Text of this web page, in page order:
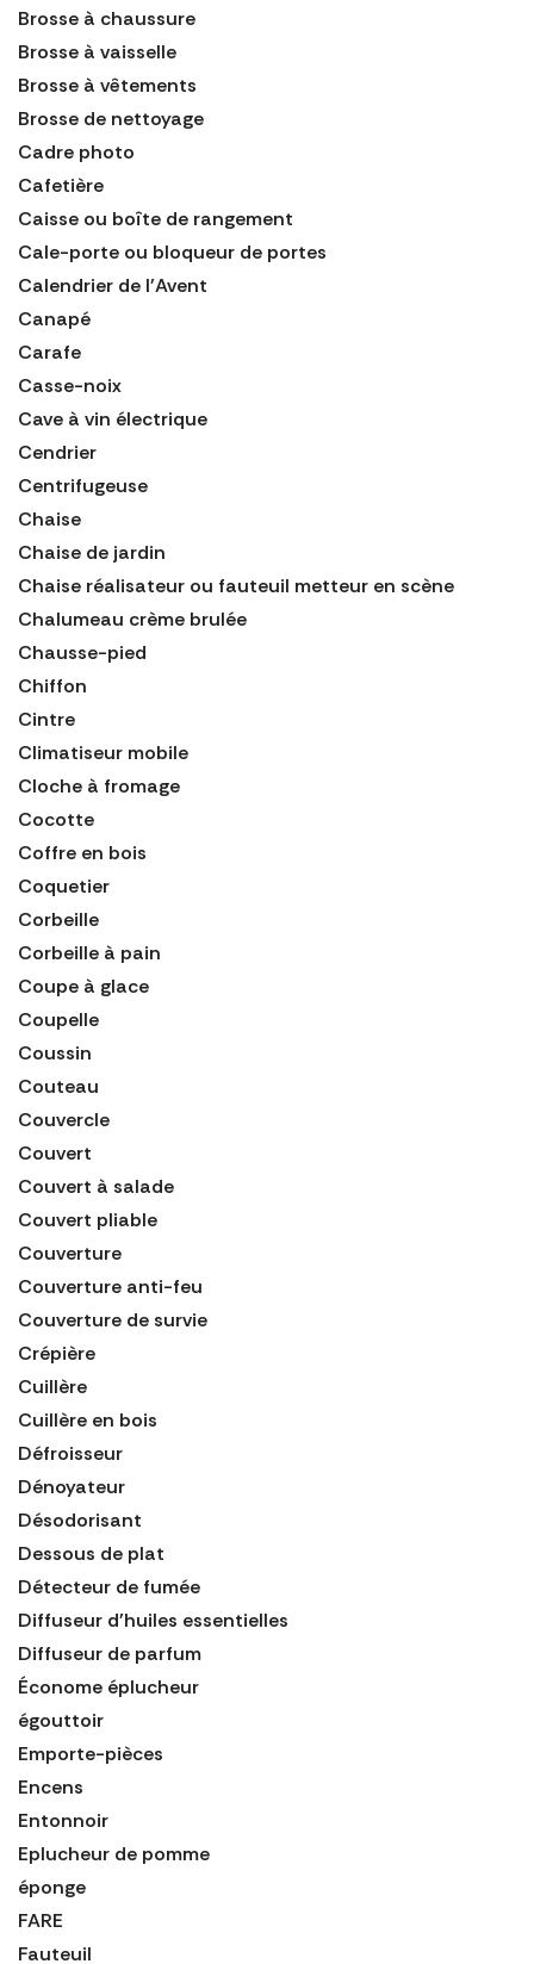
Brosse à chaussure
Brosse à vaisselle
Brosse à vêtements
Brosse de nettoyage
Cadre photo
Cafetière
Caisse ou boîte de rangement
Cale-porte ou bloqueur de portes
Calendrier de l'Avent
Canapé
Carafe
Casse-noix
Cave à vin électrique
Cendrier
Centrifugeuse
Chaise
Chaise de jardin
Chaise réalisateur ou fauteuil metteur en scène
Chalumeau crème brulée
Chausse-pied
Chiffon
Cintre
Climatiseur mobile
Cloche à fromage
Cocotte
Coffre en bois
Coquetier
Corbeille
Corbeille à pain
Coupe à glace
Coupelle
Coussin
Couteau
Couvercle
Couvert
Couvert à salade
Couvert pliable
Couverture
Couverture anti-feu
Couverture de survie
Crépière
Cuillère
Cuillère en bois
Défroisseur
Dénoyateur
Désodorisant
Dessous de plat
Détecteur de fumée
Diffuseur d'huiles essentielles
Diffuseur de parfum
Économe éplucheur
égouttoir
Emporte-pièces
Encens
Entonnoir
Eplucheur de pomme
éponge
FARE
Fauteuil